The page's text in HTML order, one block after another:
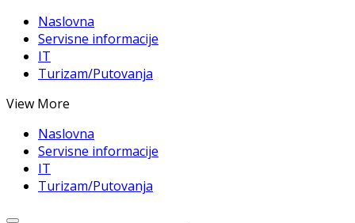
Naslovna
Servisne informacije
IT
Turizam/Putovanja
View More
Naslovna
Servisne informacije
IT
Turizam/Putovanja